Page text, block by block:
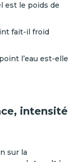
est le poids de
fait-il froid
l’eau est-elle
intensité
sur la